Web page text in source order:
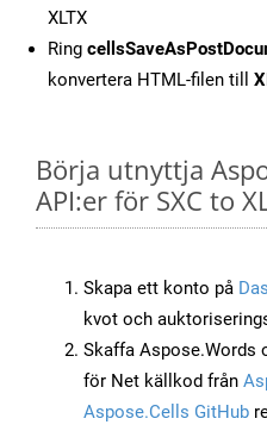
XLTX
Ring
konvertera HTML-filen till
Börja utnyttja
API:er för SXC to
Skapa ett konto på
kvot och
Skaffa Aspose.Words
för Net källkod från
Aspose.Cells GitHub